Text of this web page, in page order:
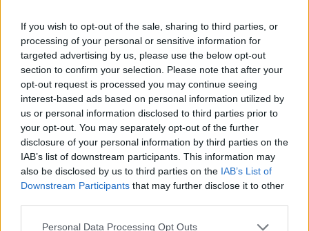
If you wish to opt-out of the sale, sharing to third parties, or
processing of your personal or sensitive information for
targeted advertising by us, please use the below opt-out
section to confirm your selection. Please note that after your
opt-out request is processed you may continue seeing
interest-based ads based on personal information utilized by
us or personal information disclosed to third parties prior to
your opt-out. You may separately opt-out of the further
disclosure of your personal information by third parties on the
IAB’s list of downstream participants. This information may
also be disclosed by us to third parties on the IAB’s List of
Downstream Participants that may further disclose it to other
Personal Data Processing Opt Outs
Περιορισμένα: Πορτοκαλί χρώμα
Μη διαθέσιμα ραντεβού: Γκρι
χρώμα
Με γνώμονα τη συνεχή βελτίωση των
παρεχόμενων υπηρεσιών υγείας, το
Υπουργείο Υγείας δεσμεύεται να
συνεχίσει να προσφέρει καινοτόμες
λύσεις που ανταποκρίνονται στις